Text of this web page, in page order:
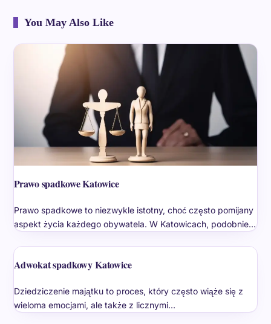
You May Also Like
Prawo spadkowe Katowice
Prawo spadkowe to niezwykle istotny, choć często pomijany
aspekt życia każdego obywatela. W Katowicach, podobnie…
Adwokat spadkowy Katowice
Dziedziczenie majątku to proces, który często wiąże się z
wieloma emocjami, ale także z licznymi…